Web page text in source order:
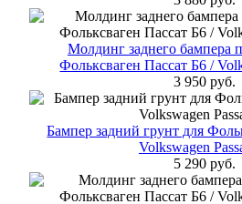
Молдинг заднего бампера
Фольксваген Пассат Б6 /
3 950 руб.
Бампер задний грунт для
Volkswagen
5 290 руб.